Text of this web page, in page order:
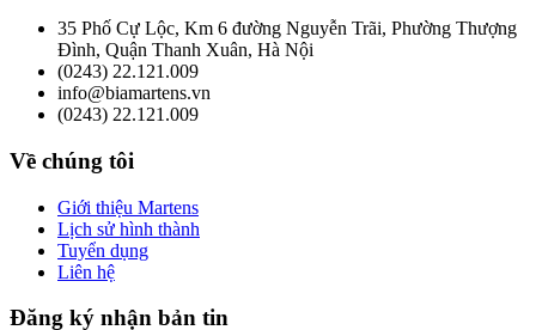
35 Phố Cự Lộc, Km 6 đường Nguyễn Trãi, Phường Thượng
Đình, Quận Thanh Xuân, Hà Nội
(0243) 22.121.009
info@biamartens.vn
(0243) 22.121.009
Về chúng tôi
Giới thiệu Martens
Lịch sử hình thành
Tuyển dụng
Liên hệ
Đăng ký nhận bản tin